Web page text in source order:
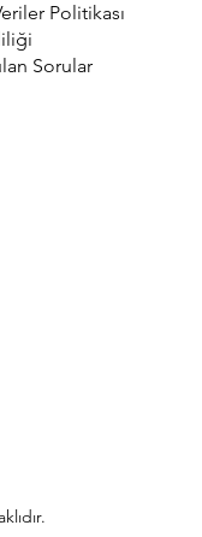
Politikası
Sorular